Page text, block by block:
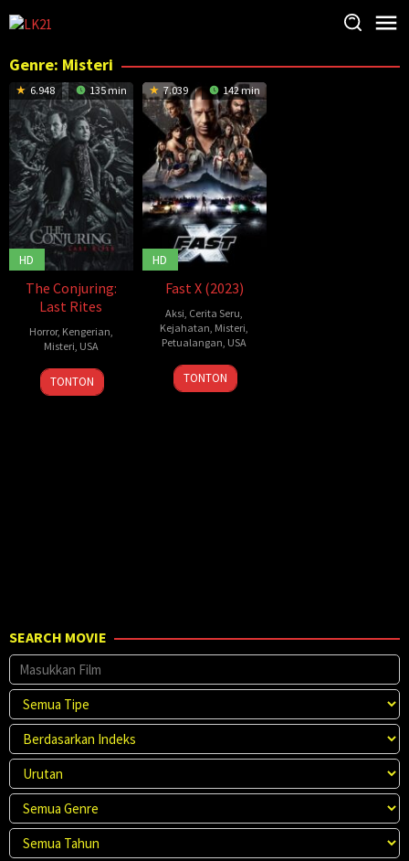
ke
Genre: Misteri
6.948 135 min
HD
The Conjuring:
Last Rites
Horror, Kengerian
Misteri USA
3
Sep
Michael
Chaves
TONTON
7.039 142 min
HD
Fast X (2023)
Aksi Cerita Seru
Kejahatan Misteri
Petualangan USA
17
May
Louis
Leterrier
TONTON
SEARCH MOVIE